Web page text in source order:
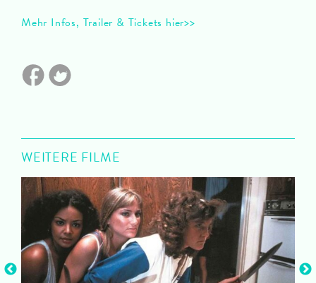
Mehr Infos, Trailer & Tickets hier>>
WEITERE FILME